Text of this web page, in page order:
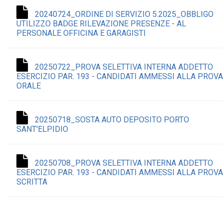
20240724_ORDINE DI SERVIZIO 5.2025_OBBLIGO
UTILIZZO BADGE RILEVAZIONE PRESENZE - AL
PERSONALE OFFICINA E GARAGISTI
20250722_PROVA SELETTIVA INTERNA ADDETTO
ESERCIZIO PAR. 193 - CANDIDATI AMMESSI ALLA PROVA
ORALE
20250718_SOSTA AUTO DEPOSITO PORTO
SANT'ELPIDIO
20250708_PROVA SELETTIVA INTERNA ADDETTO
ESERCIZIO PAR. 193 - CANDIDATI AMMESSI ALLA PROVA
SCRITTA